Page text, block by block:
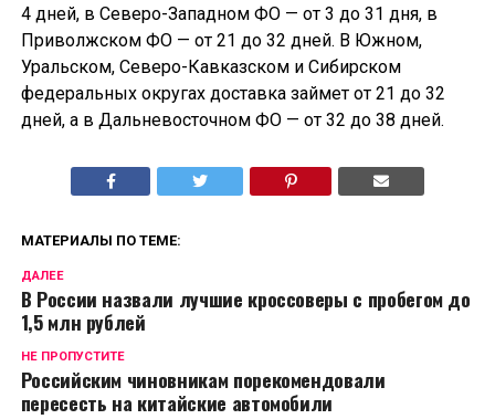
4 дней, в Северо-Западном ФО — от 3 до 31 дня, в
Приволжском ФО — от 21 до 32 дней. В Южном,
Уральском, Северо-Кавказском и Сибирском
федеральных округах доставка займет от 21 до 32
дней, а в Дальневосточном ФО — от 32 до 38 дней.
МАТЕРИАЛЫ ПО ТЕМЕ:
ДАЛЕЕ
В России назвали лучшие кроссоверы с пробегом до
1,5 млн рублей
НЕ ПРОПУСТИТЕ
Российским чиновникам порекомендовали
пересесть на китайские автомобили